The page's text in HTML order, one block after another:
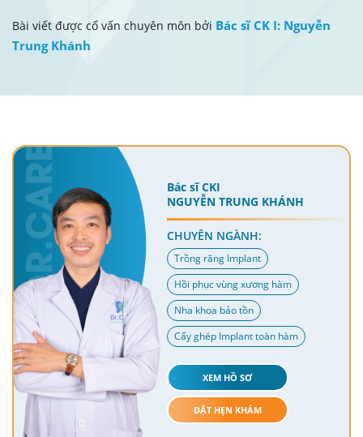
Bài viết được cố vấn chuyên môn bởi Bác sĩ CK I: Nguyễn
Trung Khánh
Bác sĩ CKI
NGUYỄN TRUNG KHÁNH
CHUYÊN NGÀNH:
Trồng răng Implant
Hồi phục vùng xương hàm
Nha khoa bảo tồn
Cấy ghép Implant toàn hàm
XEM HỒ SƠ
ĐẶT HẸN KHÁM